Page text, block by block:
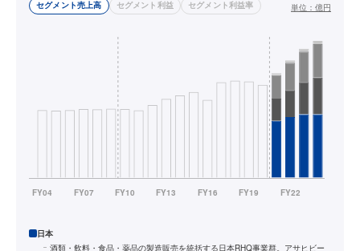
セグメント売上高 セグメント利益 セグメント利益率 単位： 億円
日本
酒類・飲料・食品・薬品の製造販売を統括する日本RHQ事業群。アサヒビー